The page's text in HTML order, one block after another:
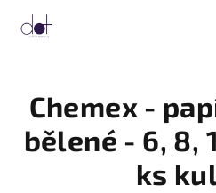
Chemex -
bělené - 6, 8,
ks